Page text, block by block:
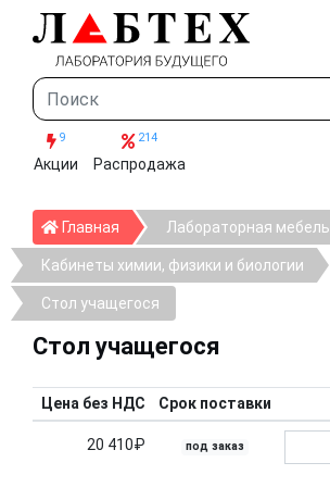
9
Акции
214
Распродажа
Главная ГлавнаяЛабораторная мебель
Кабинеты химии, физики и биологии
Стол учащегося
Стол учащегося
Цена без НДС Срок поставки
20 410₽ под заказ